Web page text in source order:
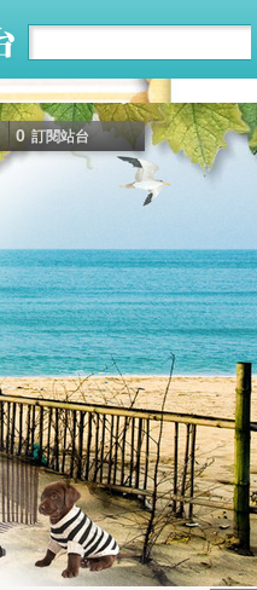
0 訂閱站台